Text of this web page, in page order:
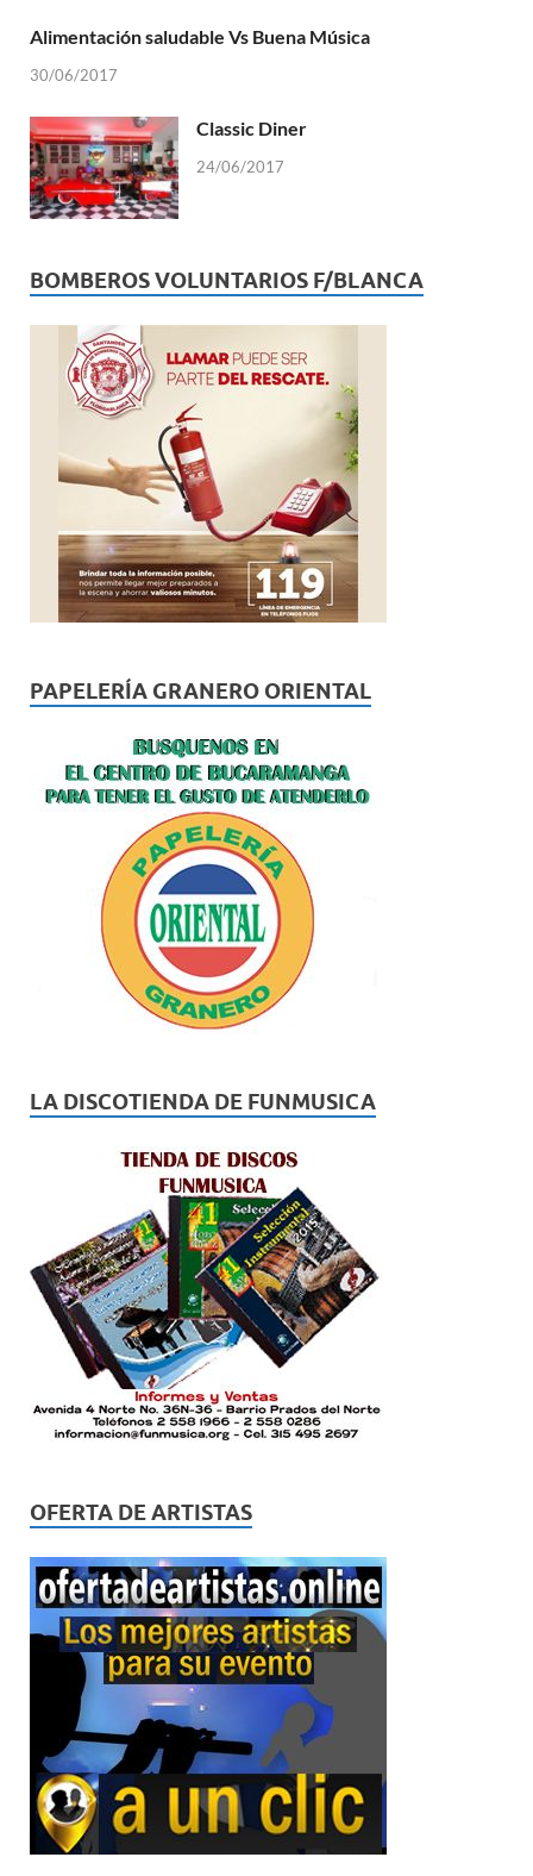
Alimentación saludable Vs Buena Música
30/06/2017
Classic Diner
24/06/2017
BOMBEROS VOLUNTARIOS F/BLANCA
PAPELERÍA GRANERO ORIENTAL
LA DISCOTIENDA DE FUNMUSICA
OFERTA DE ARTISTAS